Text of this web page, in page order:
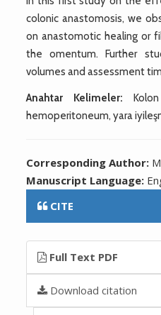
colonic anastomosis, we
on anastomotic healing or
the omentum. Further
volumes and assessment
Anahtar Kelimeler:
hemoperitoneum, yara
Corresponding Author:
Manuscript Language:
CITE
Full Text PDF
Download citation